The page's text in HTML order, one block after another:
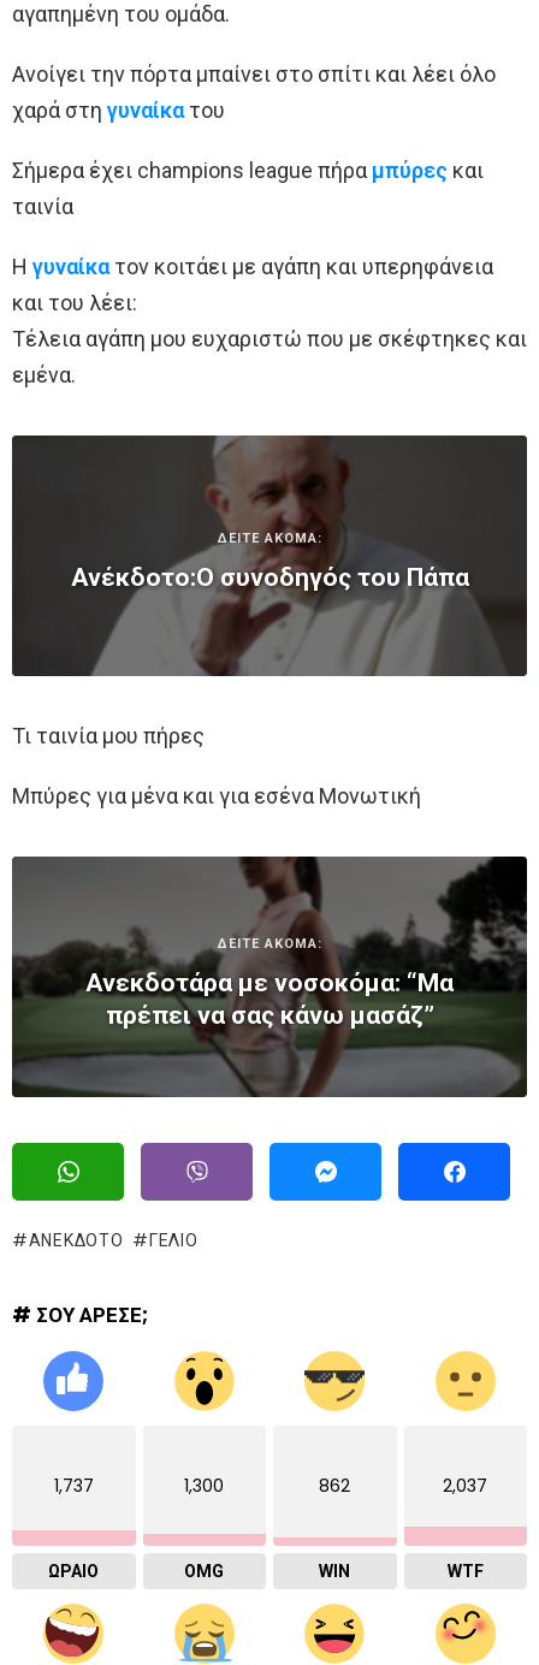
αγαπημένη του ομάδα.
Ανοίγει την πόρτα μπαίνει στο σπίτι και λέει όλο
χαρά στη γυναίκατου
Σήμερα έχει champions league πήραμπύρες και
ταινία
Η γυναίκατον κοιτάει με αγάπη και υπερηφάνεια
και του λέει:
Τέλεια αγάπη μου ευχαριστώ που με σκέφτηκες και
εμένα.
ΔΕΙΤΕ ΑΚΟΜΑ:
Ανέκδοτο:Ο συνοδηγός του Πάπα
Τι ταινία μου πήρες
Μπύρες για μένα και για εσένα Μονωτική
ΔΕΙΤΕ ΑΚΟΜΑ:
Ανεκδοτάρα με νοσοκόμα: “Μα
πρέπει να σας κάνω μασάζ”
ΑΝΕΚΔΟΤΟ ΓΈΛΙΟ
# ΣΟΥ ΑΡΕΣΕ;
1,737
ΩΡΑΙΟ
1,300
OMG
862
WIN
2,037
WTF